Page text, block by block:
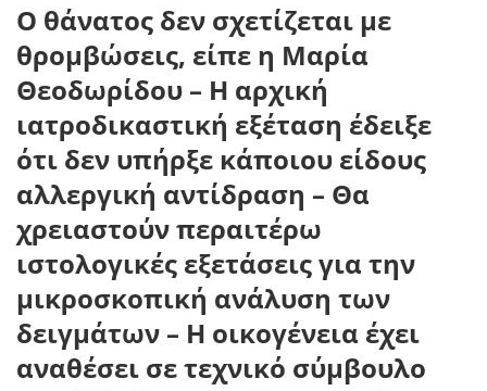
Ο θάνατος δεν σχετίζεται με
θρομβώσεις, είπε η Μαρία
Θεοδωρίδου – Η αρχική
ιατροδικαστική εξέταση έδειξε
ότι δεν υπήρξε κάποιου είδους
αλλεργική αντίδραση – Θα
χρειαστούν περαιτέρω
ιστολογικές εξετάσεις για την
μικροσκοπική ανάλυση των
δειγμάτων – Η οικογένεια έχει
αναθέσει σε τεχνικό σύμβουλο